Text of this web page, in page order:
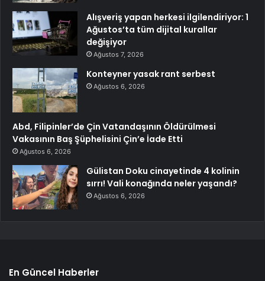
Alışveriş yapan herkesi ilgilendiriyor: 1
Ağustos’ta tüm dijital kurallar
değişiyor
Ağustos 7, 2026
Konteyner yasak rant serbest
Ağustos 6, 2026
Abd, Filipinler’de Çin Vatandaşının Öldürülmesi
Vakasının Baş Şüphelisini Çin’e İade Etti
Ağustos 6, 2026
Gülistan Doku cinayetinde 4 kolinin
sırrı! Vali konağında neler yaşandı?
Ağustos 6, 2026
En Güncel Haberler